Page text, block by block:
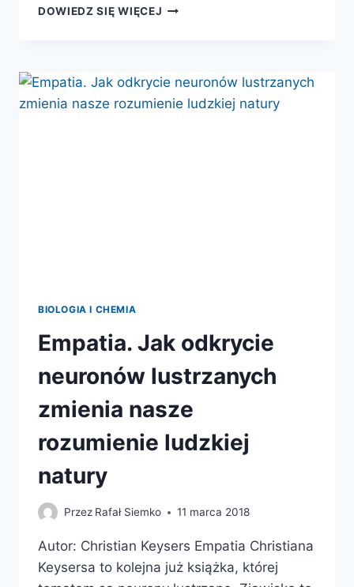
DOWIEDZ SIĘ WIĘCEJ ZACHŁANNY
SAPIENS
SKAZUJE
BIOLOGIA I CHEMIA
Empatia. Jak odkrycie
neuronów lustrzanych
zmienia nasze
rozumienie ludzkiej
natury
Przez Rafał Siemko 11 marca 2018
Autor: Christian Keysers Empatia Christiana
Keysersa to kolejna już książka, której